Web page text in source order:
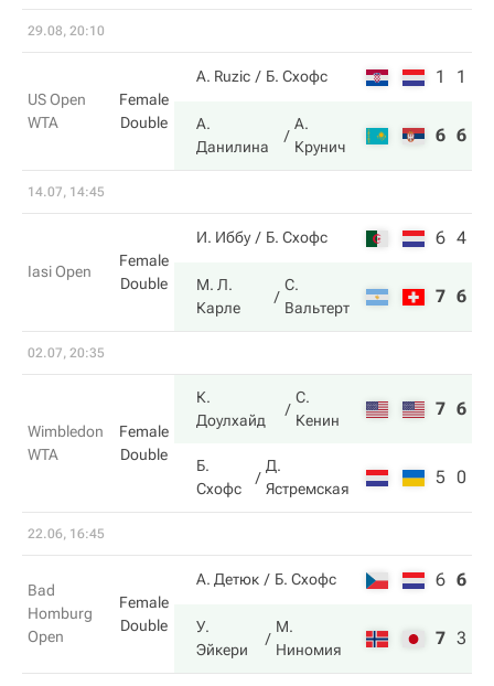
29.08, 20:10
US Open
WTA
Female
Double
A. Ruzic Б. Схофс 1 1
А.
Данилина
А.
Крунич
6 6
14.07, 14:45
Iasi Open
Female
Double
И. Иббу Б. Схофс 6 4
М. Л.
Карле
С.
Вальтерт
7 6
02.07, 20:35
Wimbledon
WTA
Female
Double
К.
Доулхайд
С.
Кенин
7 6
Б.
Схофс
Д.
Ястремская
5 0
22.06, 16:45
Bad
Homburg
Open
Female
Double
А. Детюк Б. Схофс 6 6
У.
Эйкери
М.
Ниномия
7 3